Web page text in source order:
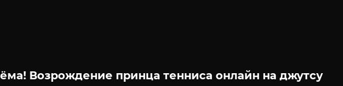
Возрождение принца тенниса онлайн на джутсу